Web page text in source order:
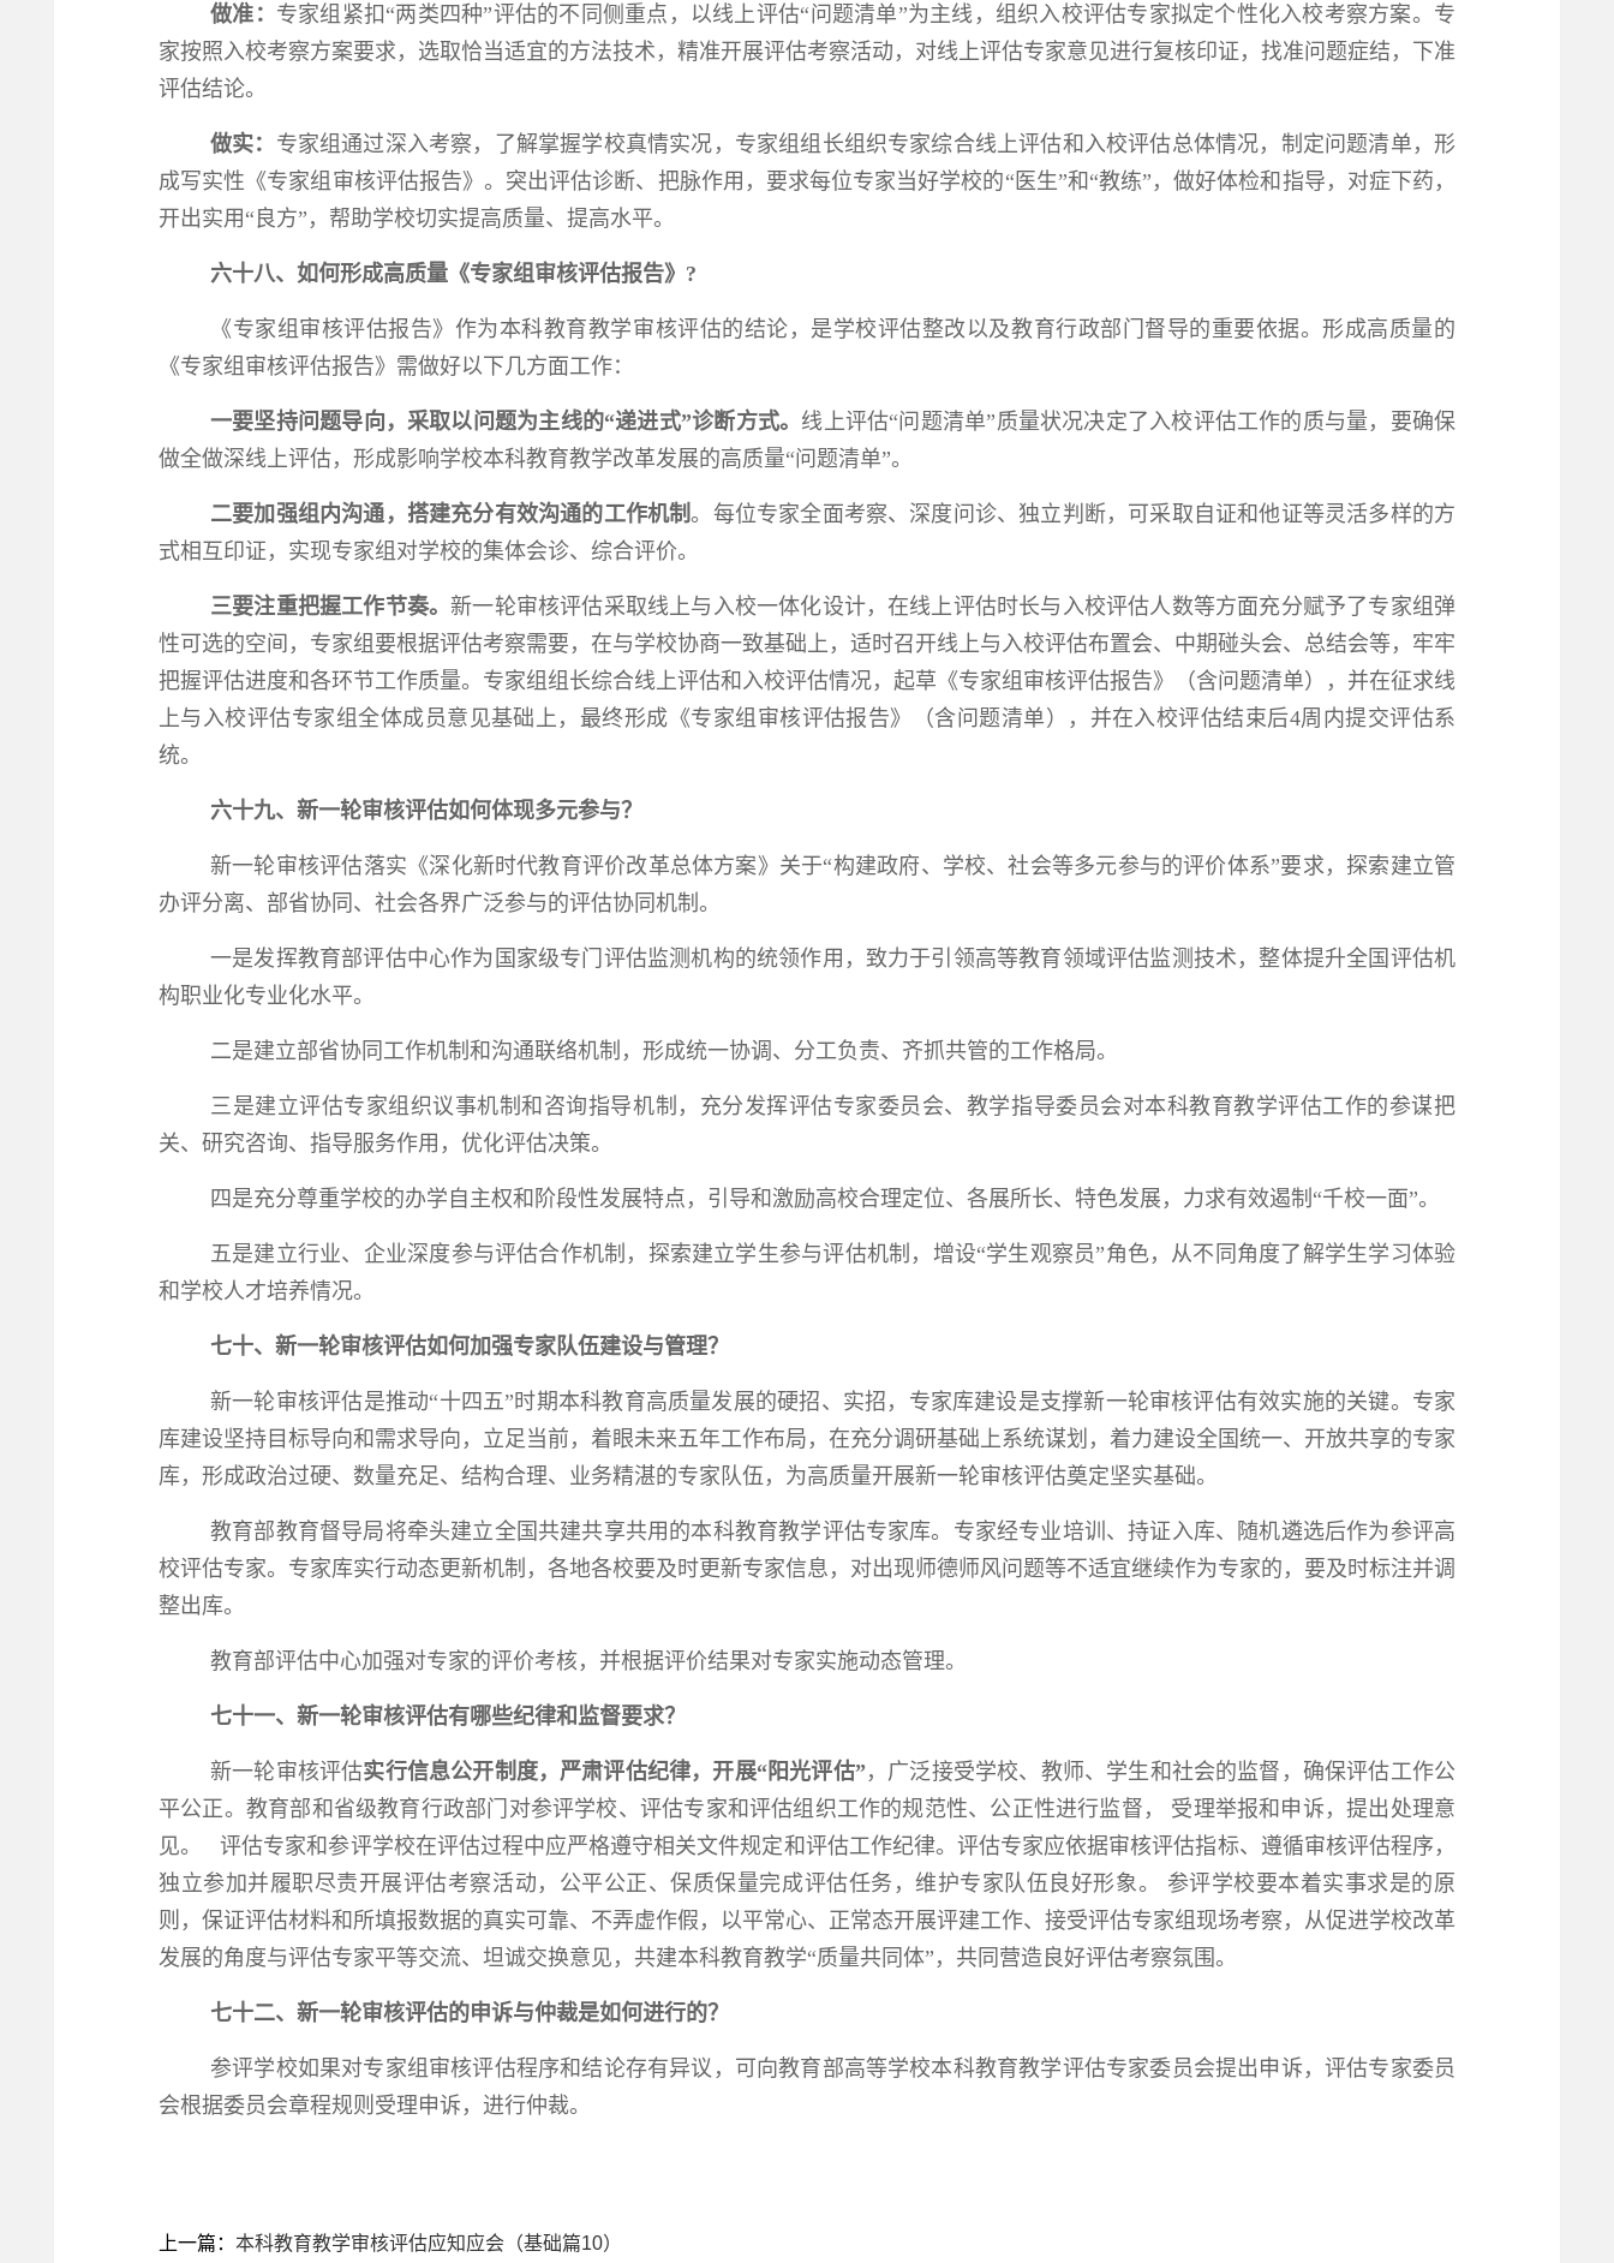
做准： 专家组紧扣“两类四种”评估的不同侧重点，以线上评估“问题清单”为主线，组织入校评估专家拟定个性化入校考察方案。专
家按照入校考察方案要求，选取恰当适宜的方法技术，精准开展评估考察活动，对线上评估专家意见进行复核印证，找准问题症结，下准
评估结论。
做实： 专家组通过深入考察，了解掌握学校真情实况，专家组组长组织专家综合线上评估和入校评估总体情况，制定问题清单，形
成写实性《专家组审核评估报告》。突出评估诊断、把脉作用，要求每位专家当好学校的“医生”和“教练”，做好体检和指导，对症下药，
开出实用“良方”，帮助学校切实提高质量、提高水平。
六十八、如何形成高质量《专家组审核评估报告》?
《专家组审核评估报告》作为本科教育教学审核评估的结论，是学校评估整改以及教育行政部门督导的重要依据。形成高质量的
《专家组审核评估报告》需做好以下几方面工作：
一要坚持问题导向，采取以问题为主线的“递进式”诊断方式。 线上评估“问题清单”质量状况决定了入校评估工作的质与量，要确保
做全做深线上评估，形成影响学校本科教育教学改革发展的高质量“问题清单”。
二要加强组内沟通，搭建充分有效沟通的工作机制。每位专家全面考察、深度问诊、独立判断，可采取自证和他证等灵活多样的方
式相互印证，实现专家组对学校的集体会诊、综合评价。
三要注重把握工作节奏。新一轮审核评估采取线上与入校一体化设计，在线上评估时长与入校评估人数等方面充分赋予了专家组弹
性可选的空间，专家组要根据评估考察需要，在与学校协商一致基础上，适时召开线上与入校评估布置会、中期碰头会、总结会等，牢牢
把握评估进度和各环节工作质量。专家组组长综合线上评估和入校评估情况，起草《专家组审核评估报告》（含问题清单），并在征求线
上与入校评估专家组全体成员意见基础上，最终形成《专家组审核评估报告》（含问题清单），并在入校评估结束后4周内提交评估系
统。
六十九、新一轮审核评估如何体现多元参与？
新一轮审核评估落实《深化新时代教育评价改革总体方案》关于“构建政府、学校、社会等多元参与的评价体系”要求，探索建立管
办评分离、部省协同、社会各界广泛参与的评估协同机制。
一是发挥教育部评估中心作为国家级专门评估监测机构的统领作用，致力于引领高等教育领域评估监测技术，整体提升全国评估机
构职业化专业化水平。
二是建立部省协同工作机制和沟通联络机制，形成统一协调、分工负责、齐抓共管的工作格局。
三是建立评估专家组织议事机制和咨询指导机制，充分发挥评估专家委员会、教学指导委员会对本科教育教学评估工作的参谋把
关、研究咨询、指导服务作用，优化评估决策。
四是充分尊重学校的办学自主权和阶段性发展特点，引导和激励高校合理定位、各展所长、特色发展，力求有效遏制“千校一面”。
五是建立行业、企业深度参与评估合作机制，探索建立学生参与评估机制，增设“学生观察员”角色，从不同角度了解学生学习体验
和学校人才培养情况。
七十、新一轮审核评估如何加强专家队伍建设与管理？
新一轮审核评估是推动“十四五”时期本科教育高质量发展的硬招、实招，专家库建设是支撑新一轮审核评估有效实施的关键。专家
库建设坚持目标导向和需求导向，立足当前，着眼未来五年工作布局，在充分调研基础上系统谋划，着力建设全国统一、开放共享的专家
库，形成政治过硬、数量充足、结构合理、业务精湛的专家队伍，为高质量开展新一轮审核评估奠定坚实基础。
教育部教育督导局将牵头建立全国共建共享共用的本科教育教学评估专家库。专家经专业培训、持证入库、随机遴选后作为参评高
校评估专家。专家库实行动态更新机制，各地各校要及时更新专家信息，对出现师德师风问题等不适宜继续作为专家的，要及时标注并调
整出库。
教育部评估中心加强对专家的评价考核，并根据评价结果对专家实施动态管理。
七十一、新一轮审核评估有哪些纪律和监督要求？
新一轮审核评估实行信息公开制度，严肃评估纪律，开展“阳光评估” ，广泛接受学校、教师、学生和社会的监督，确保评估工作公
平公正。教育部和省级教育行政部门对参评学校、评估专家和评估组织工作的规范性、公正性进行监督， 受理举报和申诉，提出处理意
见。 评估专家和参评学校在评估过程中应严格遵守相关文件规定和评估工作纪律。评估专家应依据审核评估指标、遵循审核评估程序，
独立参加并履职尽责开展评估考察活动，公平公正、保质保量完成评估任务，维护专家队伍良好形象。 参评学校要本着实事求是的原
则，保证评估材料和所填报数据的真实可靠、不弄虚作假，以平常心、正常态开展评建工作、接受评估专家组现场考察，从促进学校改革
发展的角度与评估专家平等交流、坦诚交换意见，共建本科教育教学“质量共同体”，共同营造良好评估考察氛围。
七十二、新一轮审核评估的申诉与仲裁是如何进行的？
参评学校如果对专家组审核评估程序和结论存有异议，可向教育部高等学校本科教育教学评估专家委员会提出申诉，评估专家委员
会根据委员会章程规则受理申诉，进行仲裁。
上一篇： 本科教育教学审核评估应知应会（基础篇10）